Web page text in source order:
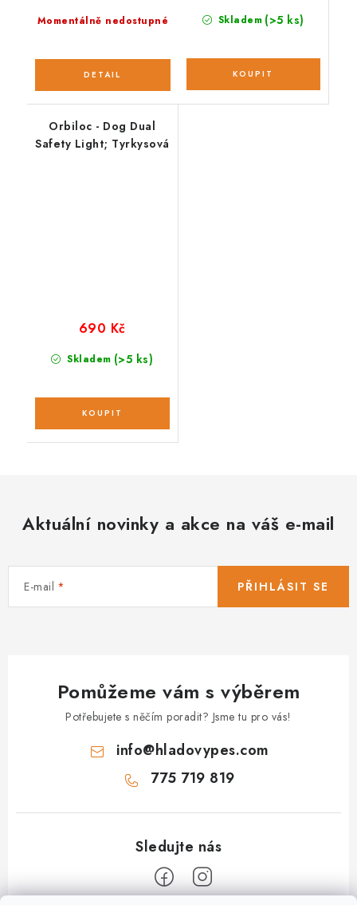
Momentálně nedostupné Skladem (>5 ks)
Orbiloc - Dog Dual
Safety Light; Tyrkysová
Skladem (>5 ks)
690 Kč
Aktuální novinky a akce na váš e-mail
E-mail PŘIHLÁSIT SE
Pomůžeme vám s výběrem
Potřebujete s něčím poradit? Jsme tu pro vás!
info@hladovypes.com
775 719 819